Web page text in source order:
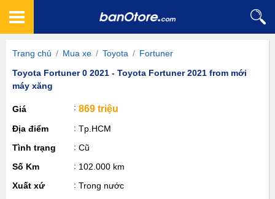
Trang chủ / Mua xe / Toyota / Fortuner
Toyota Fortuner 0 2021 - Toyota Fortuner 2021 from mới
máy xăng
Giá 869 triệu
Địa điểm
Tp.HCM
Tình trạng
Cũ
Số Km
102.000 km
Xuất xứ
Trong nước